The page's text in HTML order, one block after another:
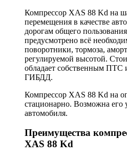
Компрессор XAS 88 Kd на
перемещения в качестве
дорогам общего
предусмотрено всё
поворотники, тормоза,
регулируемой высотой.
обладает собственным ПТС
ГИБДД.
Компрессор XAS 88 Kd на
стационарно. Возможна его
автомобиля.
Преимущества
XAS 88 Kd